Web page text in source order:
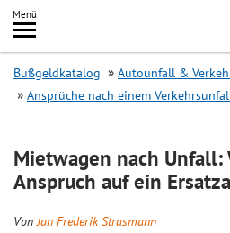
Inhalt
springen
Menü
Bußgeldkatalog
Autounfall &
Ansprüche nach einem
Mietwagen nach
Anspruch auf ein
VonJan Frederik Strasmann